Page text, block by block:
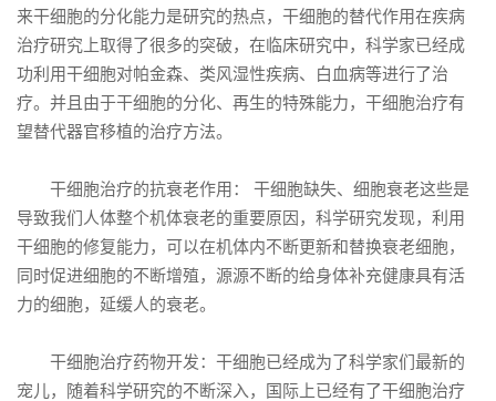
来干细胞的分化能力是研究的热点，干细胞的替代作用在疾病
治疗研究上取得了很多的突破，在临床研究中，科学家已经成
功利用干细胞对帕金森、类风湿性疾病、白血病等进行了治
疗。并且由于干细胞的分化、再生的特殊能力，干细胞治疗有
望替代器官移植的治疗方法。
干细胞治疗的抗衰老作用： 干细胞缺失、细胞衰老这些是
导致我们人体整个机体衰老的重要原因，科学研究发现，利用
干细胞的修复能力，可以在机体内不断更新和替换衰老细胞，
同时促进细胞的不断增殖，源源不断的给身体补充健康具有活
力的细胞，延缓人的衰老。
干细胞治疗药物开发：干细胞已经成为了科学家们最新的
宠儿，随着科学研究的不断深入，国际上已经有了干细胞治疗